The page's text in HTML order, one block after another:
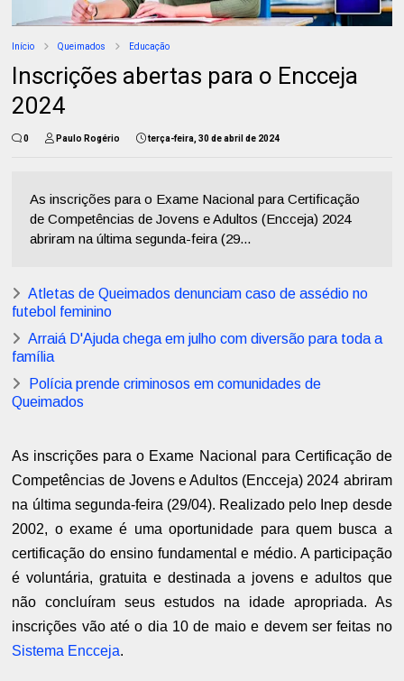
Início Queimados Educação
Inscrições abertas para o Encceja
2024
0 Paulo Rogério terça-feira, 30 de abril de 2024
As inscrições para o Exame Nacional para Certificação
de Competências de Jovens e Adultos (Encceja) 2024
abriram na última segunda-feira (29...
Atletas de Queimados denunciam caso de assédio no
futebol feminino
Arraiá D'Ajuda chega em julho com diversão para toda a
família
Polícia prende criminosos em comunidades de
Queimados
As inscrições para o Exame Nacional para Certificação de
Competências de Jovens e Adultos (Encceja) 2024 abriram
na última segunda-feira (29/04). Realizado pelo Inep desde
2002, o exame é uma oportunidade para quem busca a
certificação do ensino fundamental e médio. A participação
é voluntária, gratuita e destinada a jovens e adultos que
não concluíram seus estudos na idade apropriada. As
inscrições vão até o dia 10 de maio e devem ser feitas no
Sistema Encceja.